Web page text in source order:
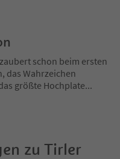
schon beim ersten
das Wahrzeichen
größte Hochplate...
zu Tirler